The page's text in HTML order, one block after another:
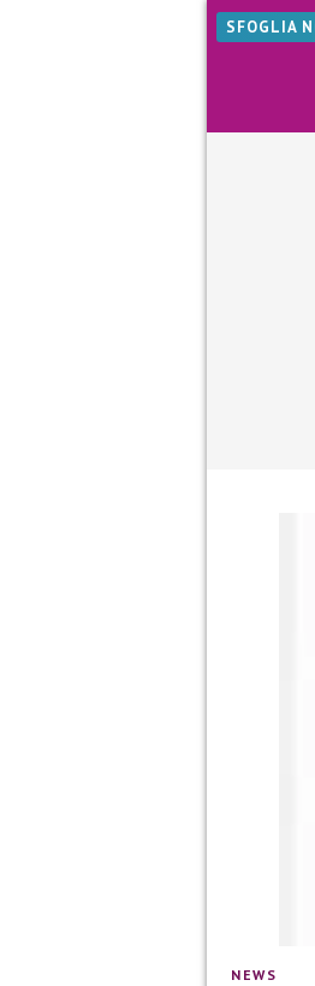
SFOGLIA
NEWS